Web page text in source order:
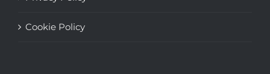
Cookie Policy